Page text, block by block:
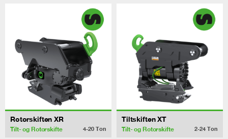
Rotorskiften XR
Tilt- og Rotorskifte 4-20 Ton
Tiltskiften XT
Tilt- og Rotorskifte 2-24 Ton